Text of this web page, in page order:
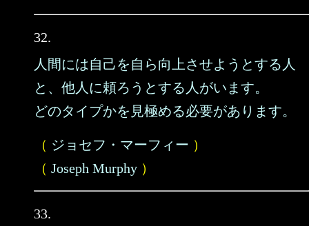
32.
人間には自己を自ら向上させようとする人
と、他人に頼ろうとする人がいます。
どのタイプかを見極める必要があります。
（ ジョセフ・マーフィー ）
（ Joseph Murphy ）
33.